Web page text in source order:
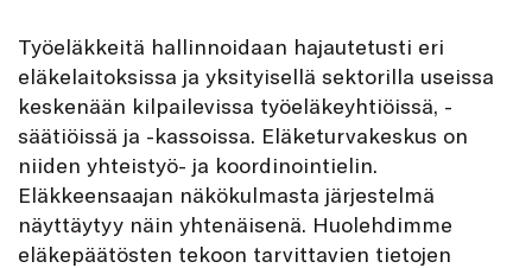
Työeläkkeitä hallinnoidaan hajautetusti eri
eläkelaitoksissa ja yksityisellä sektorilla useissa
keskenään kilpailevissa työeläkeyhtiöissä, -
säätiöissä ja -kassoissa. Eläketurvakeskus on
niiden yhteistyö- ja koordinointielin.
Eläkkeensaajan näkökulmasta järjestelmä
näyttäytyy näin yhtenäisenä. Huolehdimme
eläkepäätösten tekoon tarvittavien tietojen